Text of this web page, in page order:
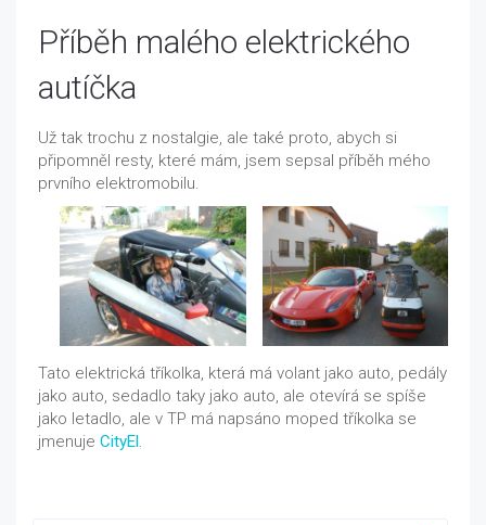
Příběh malého elektrického
autíčka
Už tak trochu z nostalgie, ale také proto, abych si
připomněl resty, které mám, jsem sepsal příběh mého
prvního elektromobilu.
Tato elektrická tříkolka, která má volant jako auto, pedály
jako auto, sedadlo taky jako auto, ale otevírá se spíše
jako letadlo, ale v TP má napsáno moped tříkolka se
jmenuje CityEl.